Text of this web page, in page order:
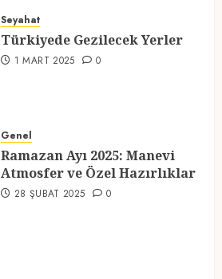
1 MART 2025
Atmosfer ve Özel Hazırlıklar
28 ŞUBAT 2025 0
Seyahat
Türkiyede Gezilecek Yerler
1 MART 2025 0
Genel
Ramazan Ayı 2025: Manevi
Atmosfer ve Özel Hazırlıklar
28 ŞUBAT 2025 0